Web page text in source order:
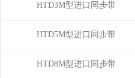
HTD3M型进口同步带
HTD5M型进口同步带
HTD8M型进口同步带